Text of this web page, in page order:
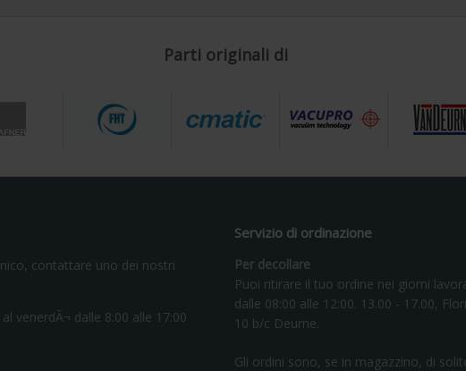
Parti originali di
contattare uno dei nostri
venerdÃ¬ dalle 8:00 alle 17:00
Servizio di ordinazione
Per decollare
Puoi ritirare il tuo ordine nei giorni
dalle 08:00 alle 12:00. 13.00 - 17.00,
10 b/c Deurne.
Gli ordini sono, se in magazzino, di